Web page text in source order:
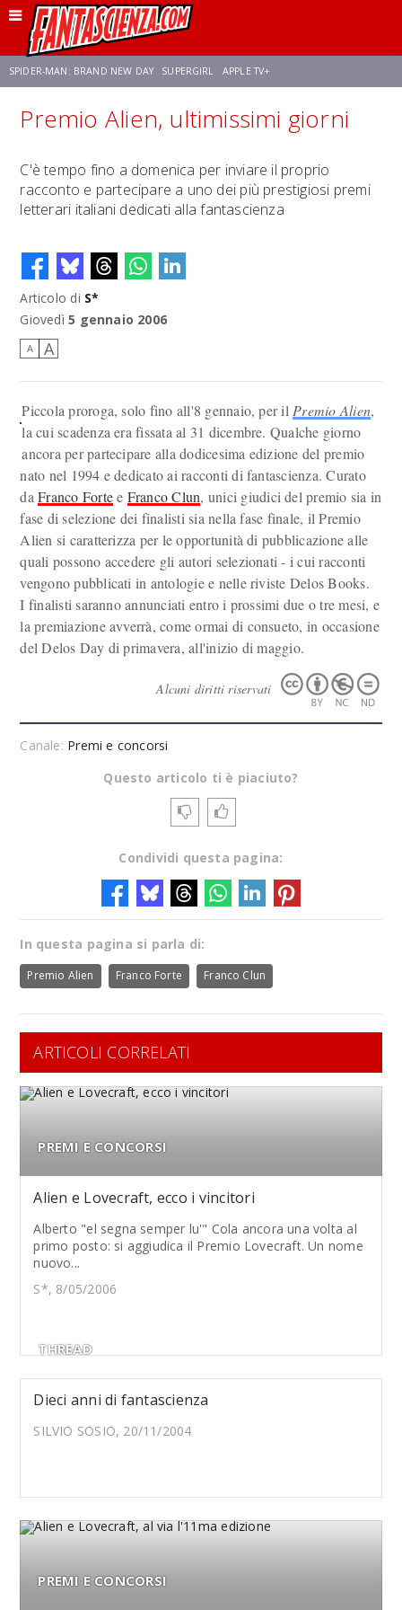
SPIDER-MAN: BRAND NEW DAY SUPERGIRL APPLE TV+
FRANCO RICCIARDIELLO ZENDAYA STAR TREK AVENGERS: DOOMSDAY
NETFLIX SADIE SINK CELIA ROSE GOODING
Premio Alien, ultimissimi giorni
C'è tempo fino a domenica per inviare il proprio
racconto e partecipare a uno dei più prestigiosi premi
letterari italiani dedicati alla fantascienza
Articolo di S*
Giovedì 5 gennaio 2006
A A
Piccola proroga, solo fino all'8 gennaio, per il Premio Alien,
la cui scadenza era fissata al 31 dicembre. Qualche giorno
ancora per partecipare alla dodicesima edizione del premio
nato nel 1994 e dedicato ai racconti di fantascienza. Curato
daFranco Fortee Franco Clun, unici giudici del premio sia in
fase di selezione dei finalisti sia nella fase finale, il Premio
Alien si caratterizza per le opportunità di pubblicazione alle
quali possono accedere gli autori selezionati - i cui racconti
vengono pubblicati in antologie e nelle riviste Delos Books.
I finalisti saranno annunciati entro i prossimi due o tre mesi, e
la premiazione avverrà, come ormai di consueto, in occasione
del Delos Day di primavera, all'inizio di maggio.
Alcuni diritti riservati
Canale: Premi e concorsi
Questo articolo ti è piaciuto?
Condividi questa pagina:
In questa pagina si parla di:
Premio Alien Franco Forte Franco Clun
ARTICOLI CORRELATI
PREMI E CONCORSI
Alien e Lovecraft, ecco i vincitori
Alberto "el segna semper lu'" Cola ancora una volta al
primo posto: si aggiudica il Premio Lovecraft. Un nome
nuovo...
S*, 8/05/2006
THREAD
Dieci anni di fantascienza
SILVIO SOSIO, 20/11/2004
PREMI E CONCORSI